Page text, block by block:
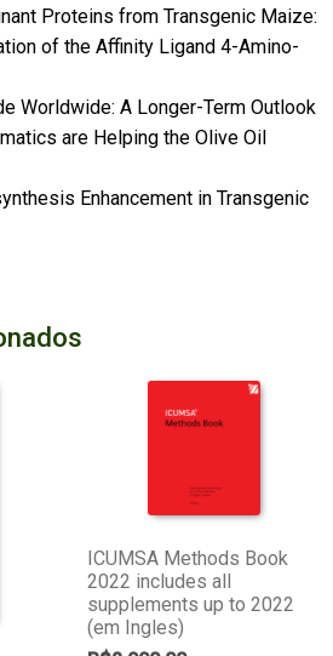
Proteins from Transgenic Maize:
of the Affinity Ligand 4-Amino-
Worldwide: A Longer-Term Outlook
are Helping the Olive Oil
Enhancement in Transgenic
ICUMSA Methods Book
2022 includes all
supplements up to 2022
(em Ingles)